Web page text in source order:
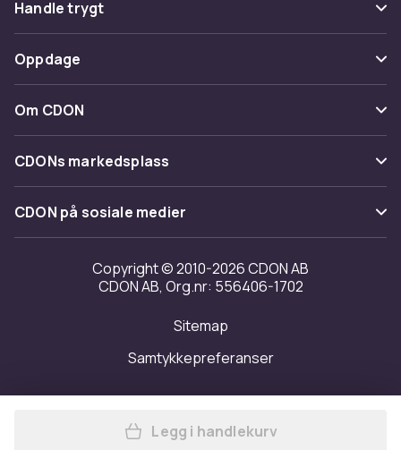
Spor pakke
Angre & returner her
Kontakt oss
Handle trygt
Betaling
Levering
Tilbakekallinger
Oppdage
Kategorier
Varemerker
Om CDON
Om oss
Kundeanmeldelser
Jobbe på CDON
Investor relations
Tilgjengelighet
CDONs markedsplass
Merchant Help Center
CDON på sosiale medier
Copyright © 2010-2026 CDON AB
CDON AB, Org.nr: 556406-1702
Sitemap
Samtykkepreferanser
Legg Robinson Crusoe
Legg i handlekurv